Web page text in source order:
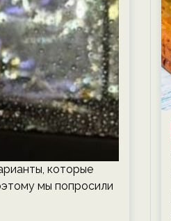
которые
мы попросили